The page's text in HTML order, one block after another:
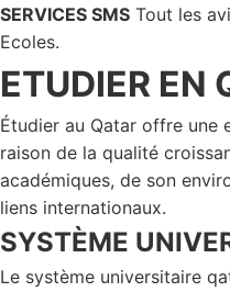
SERVICES SMS Tout les
Ecoles.
ETUDIER EN
Étudier au Qatar offre une
raison de la qualité
académiques, de son
liens internationaux.
SYSTÈME
Le système universitaire